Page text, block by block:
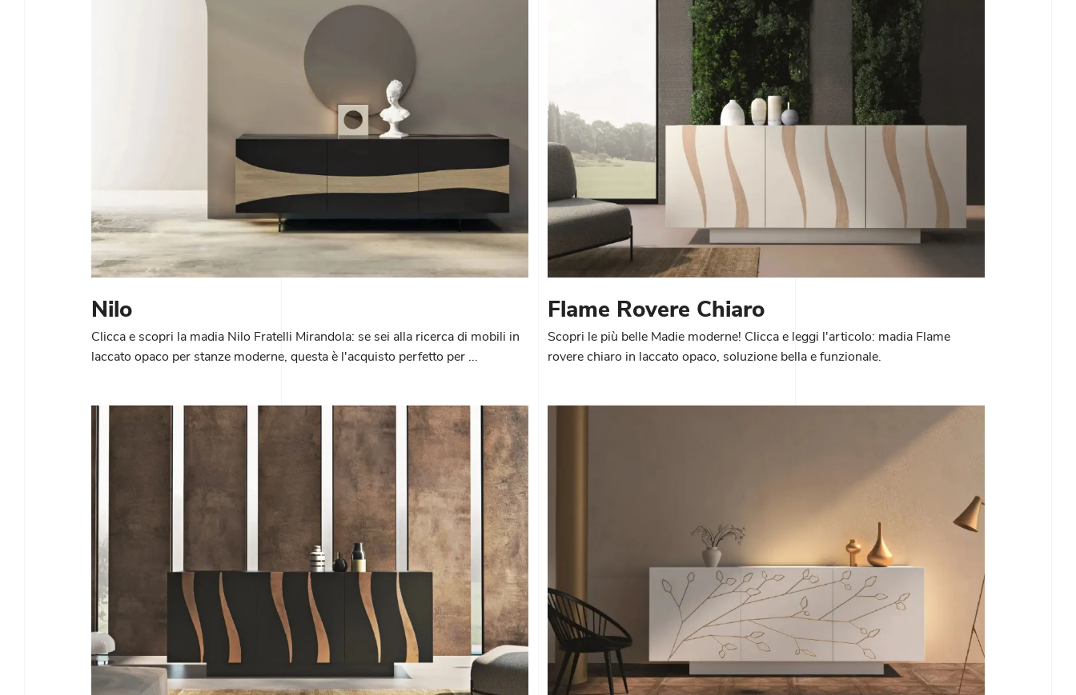
Nilo
Clicca e scopri la madia Nilo Fratelli Mirandola: se sei alla ricerca di mobili in
laccato opaco per stanze moderne, questa è l'acquisto perfetto per ...
Flame Rovere Chiaro
Scopri le più belle Madie moderne! Clicca e leggi l'articolo: madia Flame
rovere chiaro in laccato opaco, soluzione bella e funzionale.